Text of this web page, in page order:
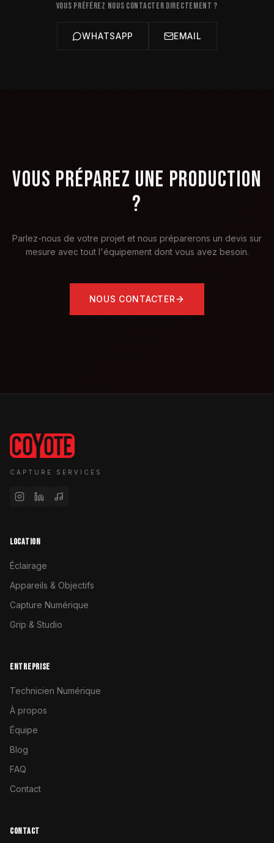
VOUS PRÉFÉREZ NOUS CONTACTER DIRECTEMENT ?
WHATSAPP EMAIL
VOUS PRÉPAREZ UNE PRODUCTION
?
Parlez-nous de votre projet et nous préparerons un devis sur
mesure avec tout l'équipement dont vous avez besoin.
NOUS CONTACTER
CAPTURE SERVICES
LOCATION
Éclairage
Appareils & Objectifs
Capture Numérique
Grip & Studio
ENTREPRISE
Technicien Numérique
À propos
Équipe
Blog
FAQ
Contact
CONTACT